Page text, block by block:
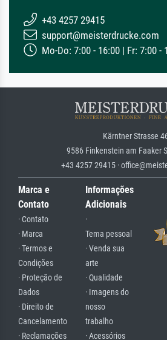
+43 4257 29415
support@meisterdrucke.com
Mo-Do: 7:00 - 16:00 | Fr: 7:00 -
Kärntner Strasse
9586 Finkenstein am Faaker
+43 4257 29415 ·
Marca e
Contato
· Contato
· Marca
· Termos e
Condições
· Proteção de
Dados
· Direito de
Cancelamento
· Reclamações
Informações
Adicionais
·
Tema pessoal
· Venda sua
arte
· Qualidade
· Imagens do
nosso
trabalho
· Acessórios